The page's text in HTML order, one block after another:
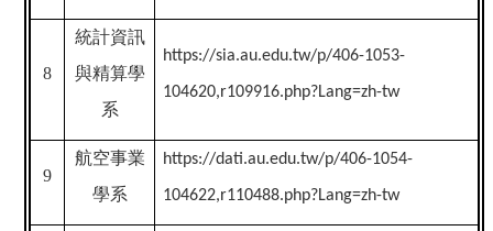
8
統計資訊
與精算學
系
https://sia.au.edu.tw/p/406-1053-
104620,r109916.php?Lang=zh-tw
9
航空事業
學系
https://dati.au.edu.tw/p/406-1054-
104622,r110488.php?Lang=zh-tw